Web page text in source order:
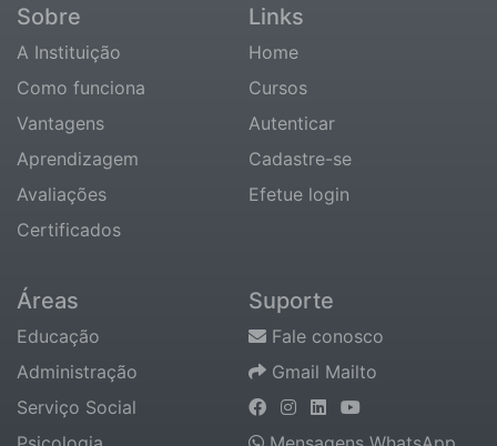
Sobre
A Instituição
Como funciona
Vantagens
Aprendizagem
Avaliações
Certificados
Links
Home
Cursos
Autenticar
Cadastre-se
Efetue login
Áreas
Educação
Administração
Serviço Social
Suporte
Fale conosco
Gmail Mailto